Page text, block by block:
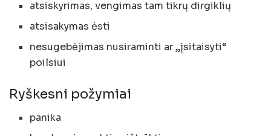
atsiskyrimas, vengimas tam tikrų dirgiklių
atsisakymas ėsti
nesugebėjimas nusiraminti ar „įsitaisyti“
poilsiui
Ryškesni požymiai
panika